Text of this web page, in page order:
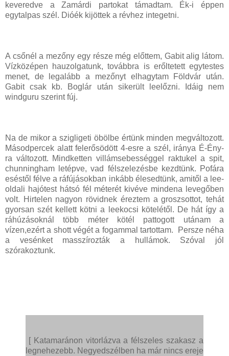
keveredve a Zamárdi partokat támadtam. Ék-i éppen
egytalpas szél. Dióék kijöttek a révhez integetni.
A csőnél a mezőny egy része még előttem, Gabit alig látom.
Vízközépen hauzolgatunk, továbbra is erőltetett egytestes
menet, de legalább a mezőnyt elhagytam Földvár után.
Gabit csak kb. Boglár után sikerült leelőzni. Idáig nem
windguru szerint fúj.
Na de mikor a szigligeti öbölbe értünk minden megváltozott.
Másodpercek alatt felerősödött 4-esre a szél, iránya É-Ény-
ra változott. Mindketten villámsebességgel raktukel a spit,
chunningham letépve, vad félszelezésbe kezdtünk. Pofára
eséstől félve a ráfújásokban inkább élesedtünk, amitől a lee-
oldali hajótest hátsó fél méterét kivéve mindena levegőben
volt. Hirtelen nagyon rövidnek éreztem a groszsottot, tehát
gyorsan szét kellett kötni a leekocsi kötelétől. De hát így a
ráhúzásoknál több méter kötél pattogott utánam a
vízen,ezért a shott végét a fogammal tartottam. Persze néha
a vesénket masszírozták a hullámok. Szóval jól
szórakoztunk.
[ Katamaránon vitorlázva a félszeles szakasz a
legnehezebb. Negyedszélben ha már nincs ereje